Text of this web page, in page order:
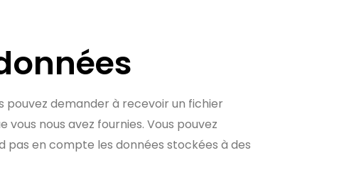
pouvez demander à recevoir un fichier
nous avez fournies. Vous pouvez
en compte les données stockées à des